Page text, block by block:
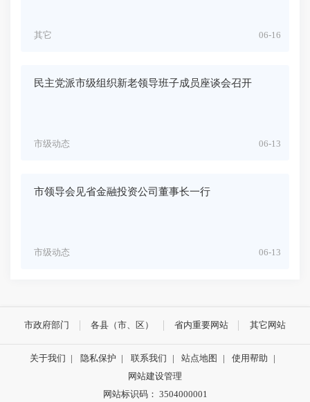
06-16
其它
民主党派市级组织新老领导班子成员座谈会召开
06-13
市级动态
市领导会见省金融投资公司董事长一行
06-13
市级动态
市政府部门 各县（市、区） 省内重要网站 其它网站
关于我们 | 隐私保护 | 联系我们 | 站点地图 | 使用帮助
|
网站建设管理
网站标识码： 3504000001